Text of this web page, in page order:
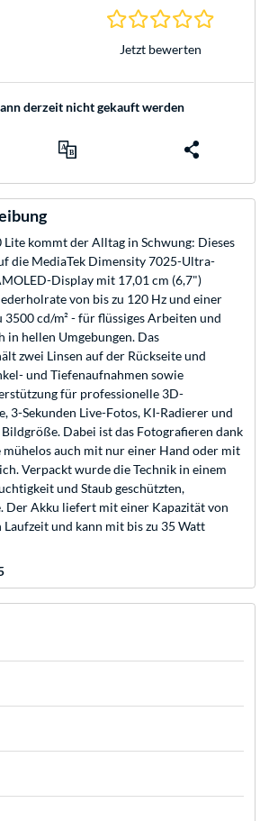
Jetzt bewerten
derzeit nicht gekauft werden
kommt der Alltag in Schwung: Dieses
die MediaTek Dimensity 7025-Ultra-
Display mit 17,01 cm (6,7")
von bis zu 120 Hz und einer
cd/m² - für flüssiges Arbeiten und
in hellen Umgebungen. Das
zwei Linsen auf der Rückseite und
und Tiefenaufnahmen sowie
für professionelle 3D-
3-Sekunden Live-Fotos, KI-Radierer und
Dabei ist das Fotografieren dank
auch mit nur einer Hand oder mit
Verpackt wurde die Technik in einem
und Staub geschützten,
Der Akku liefert mit einer Kapazität von
und kann mit bis zu 35 Watt